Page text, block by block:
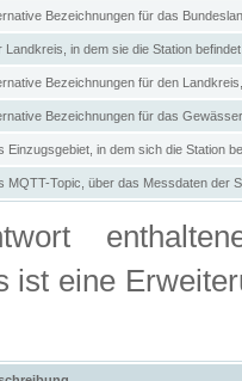
Bezeichnungen für das
Landkreis, in dem sie die Station befindet
Bezeichnungen für den
Bezeichnungen für das
Einzugsgebiet, in dem sich die Station
MQTT-Topic, über das Messdaten der
ist eine